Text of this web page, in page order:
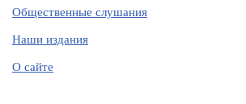
Общественные слушания
Наши издания
О сайте